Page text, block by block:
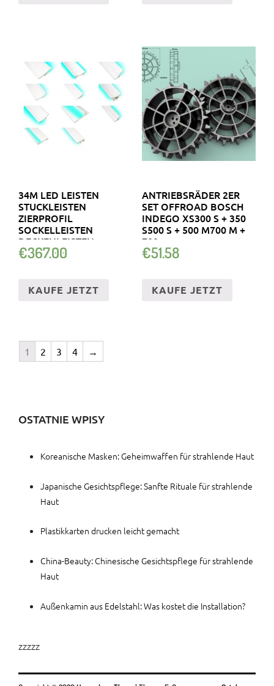
34M LED LEISTEN
STUCKLEISTEN
ZIERPROFIL
SOCKELLEISTEN
DECKENLEISTEN
€367.00
KAUFE JETZT
ANTRIEBSRÄDER 2ER
SET OFFROAD BOSCH
INDEGO XS300 S + 350
S500 S + 500 M700 M +
700
€51.58
KAUFE JETZT
1 2 3 4 →
OSTATNIE WPISY
Koreanische Masken: Geheimwaffen für strahlende Haut
Japanische Gesichtspflege: Sanfte Rituale für strahlende
Haut
Plastikkarten drucken leicht gemacht
China-Beauty: Chinesische Gesichtspflege für strahlende
Haut
Außenkamin aus Edelstahl: Was kostet die Installation?
zzzzz